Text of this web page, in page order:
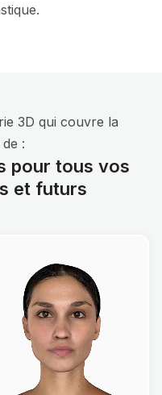
3D qui couvre la
:
pour tous vos
et futurs